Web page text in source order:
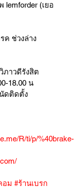
(เยอ
ค ช่วงล่าง
ภาวดีรังสิต
18.00 น
ดติดตั้ง
R/ti/p/%40brake-
อม #ร้านเบรก